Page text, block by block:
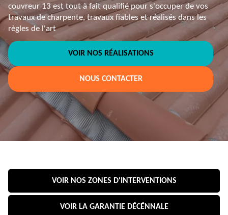
couvreur 13 est tout à fait qualifié pour s'occuper de vos
travaux de charpente, travaux fiables et réalisés dans les
règles de l'art
VOIR NOS RÉALISATIONS
NOUS CONTACTER
VOIR NOS ZONES D'INTERVENTIONS
VOIR LA GARANTIE DÉCÉNNALE